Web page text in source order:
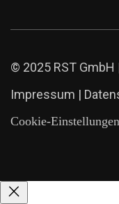
© 2025 RST
Impressum |
Cookie-Einstellungen